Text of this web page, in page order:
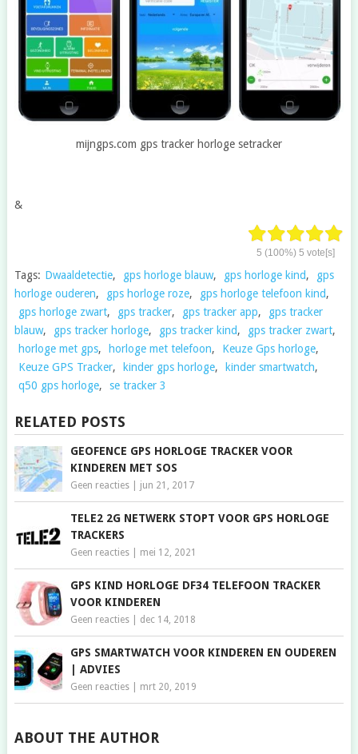
mijngps.com gps tracker horloge setracker
&
5 (100%)5 vote[s]
Tags: Dwaaldetectie, gps horloge blauw, gps horloge kind,
gps
horloge ouderen, gps horloge roze, gps horloge telefoon kind,
gps horloge zwart, gps tracker, gps tracker app,
gps tracker
blauw, gps tracker horloge, gps tracker kind, gps tracker zwart,
horloge met gps, horloge met telefoon, Keuze Gps horloge,
Keuze GPS Tracker, kinder gps horloge, kinder smartwatch,
q50 gps horloge, se tracker 3
RELATED POSTS
GEOFENCE GPS HORLOGE TRACKER VOOR
KINDEREN MET SOS
Geen reacties| jun 21, 2017
TELE2 2G NETWERK STOPT VOOR GPS HORLOGE
TRACKERS
Geen reacties| mei 12, 2021
GPS KIND HORLOGE DF34 TELEFOON TRACKER
VOOR KINDEREN
Geen reacties| dec 14, 2018
GPS SMARTWATCH VOOR KINDEREN EN OUDEREN
| ADVIES
Geen reacties| mrt 20, 2019
ABOUT THE AUTHOR